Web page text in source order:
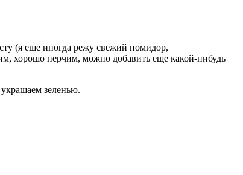
(я еще иногда режу свежий помидор,
хорошо перчим, можно добавить еще какой-нибудь
зеленью.